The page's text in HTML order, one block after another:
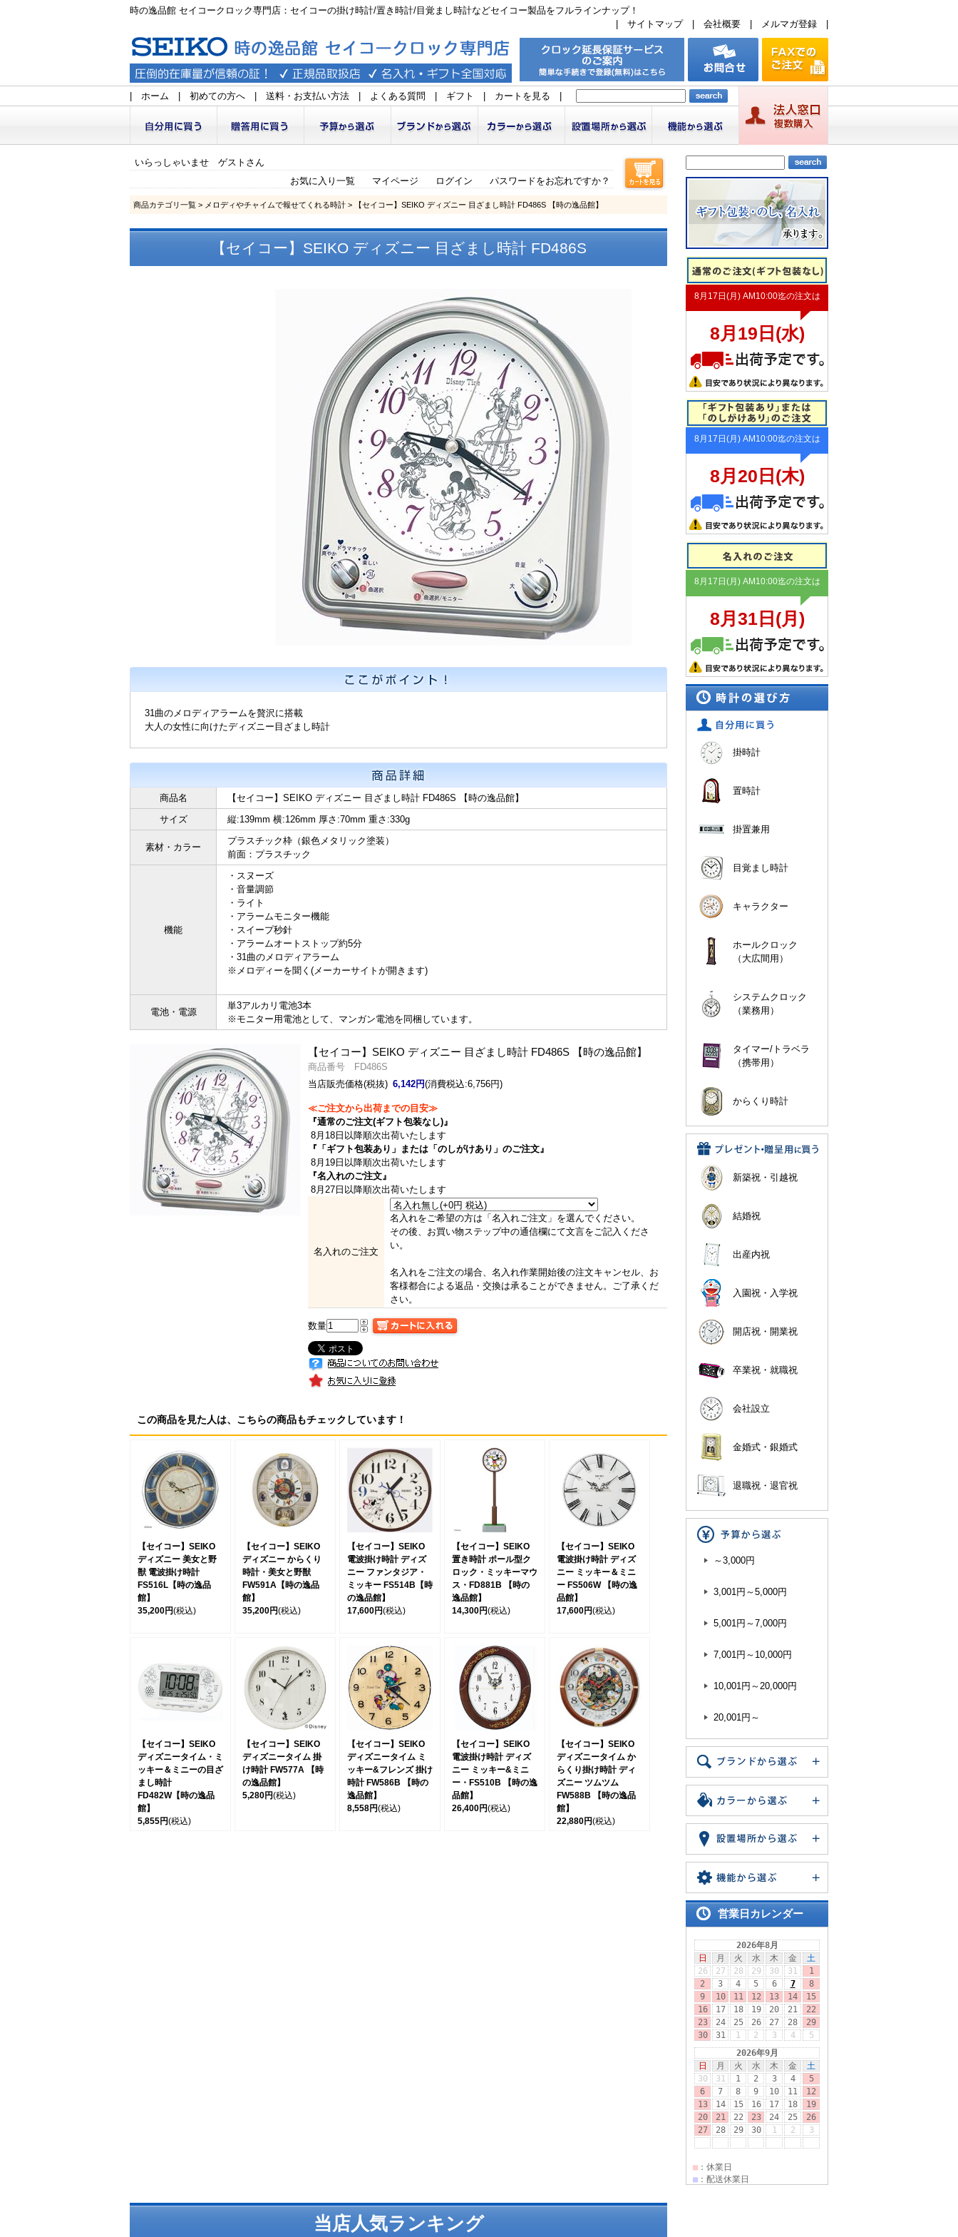
時の逸品館 セイコークロック専門店：セイコーの掛け時計/置き時計/目覚まし時計などセイコー製品をフルラインナップ！
サイトマップ| 会社概要 メルマガ登録
ホーム 初めての方へ 送料・お支払い方法 よくある質問 ギフト カートを見る
いらっしゃいませ ゲストさん
お気に入り一覧
マイページ ログイン パスワードをお忘れですか？
商品カテゴリ一覧 > メロディやチャイムで報せてくれる時計 > 【セイコー】SEIKO ディズニー 目ざまし時計 FD486S 【時の逸品館】
【セイコー】SEIKO ディズニー 目ざまし時計 FD486S
31曲のメロディアラームを贅沢に搭載
大人の女性に向けたディズニー目ざまし時計
商品名
【セイコー】SEIKO ディズニー 目ざまし時計 FD486S 【時の逸品館】
サイズ
縦:139mm 横:126mm 厚さ:70mm 重さ:330g
素材・カラー
プラスチック枠（銀色メタリック塗装）
前面：プラスチック
機能
・スヌーズ
・音量調節
・ライト
・アラームモニター機能
・スイープ秒針
・アラームオートストップ約5分
・31曲のメロディアラーム
※ メロディーを聞く(メーカーサイトが開きます)
電池・電源
単3アルカリ電池3本
※モニター用電池として、マンガン電池を同梱しています。
【セイコー】SEIKO ディズニー 目ざまし時計 FD486S 【時の逸品館】
商品番号 FD486S
当店販売価格(税抜) 6,142円(消費税込:6,756円)
≪ご注文から出荷までの目安≫
『通常のご注文(ギフト包装なし)』
8月18日以降順次出荷いたします
『「ギフト包装あり」または「のしがけあり」のご注文』
8月19日以降順次出荷いたします
『名入れのご注文』
8月27日以降順次出荷いたします
名入れのご注文
名入れをご希望の方は「名入れご注文」を選んでください。
その後、お買い物ステップ中の通信欄にて文言をご記入くださ
い。
名入れをご注文の場合、名入れ作業開始後の注文キャンセル、お
客様都合による返品・交換は承ることができません。ご了承くだ
さい。
数量
この商品を見た人は、こちらの商品もチェックしています！
【セイコー】SEIKO
ディズニー 美女と野
獣 電波掛け時計
FS516L【時の逸品
館】
35,200円(税込)
【セイコー】SEIKO
ディズニー からくり
時計・美女と野獣
FW591A【時の逸品
館】
35,200円(税込)
【セイコー】SEIKO
電波掛け時計 ディズ
ニー ファンタジア・
ミッキー FS514B【時
の逸品館】
17,600円(税込)
【セイコー】SEIKO
置き時計 ポール型ク
ロック・ミッキーマウ
ス・FD881B 【時の
逸品館】
14,300円(税込)
【セイコー】SEIKO
電波掛け時計 ディズ
ニー ミッキー＆ミニ
ー FS506W 【時の逸
品館】
17,600円(税込)
【セイコー】SEIKO
ディズニータイム・ミ
ッキー＆ミニーの目ざ
まし時計
FD482W【時の逸品
館】
5,855円(税込)
【セイコー】SEIKO
ディズニータイム 掛
け時計 FW577A 【時
の逸品館】
5,280円(税込)
【セイコー】SEIKO
ディズニータイム ミ
ッキー&フレンズ 掛け
時計 FW586B 【時の
逸品館】
8,558円(税込)
【セイコー】SEIKO
電波掛け時計 ディズ
ニー ミッキー&ミニ
ー・FS510B 【時の逸
品館】
26,400円(税込)
【セイコー】SEIKO
ディズニータイム か
らくり掛け時計 ディ
ズニー ツムツム
FW588B 【時の逸品
館】
22,880円(税込)
掛時計
置時計
掛置兼用
目覚まし時計
キャラクター
ホールクロック
（大広間用）
システムクロック
（業務用）
タイマー/トラベラ
（携帯用）
からくり時計
新築祝・引越祝
結婚祝
出産内祝
入園祝・入学祝
開店祝・開業祝
卒業祝・就職祝
会社設立
金婚式・銀婚式
退職祝・退官祝
～3,000円
3,001円～5,000円
5,001円～7,000円
7,001円～10,000円
10,001円～20,000円
20,001円～
営業日カレンダー
当店人気ランキング